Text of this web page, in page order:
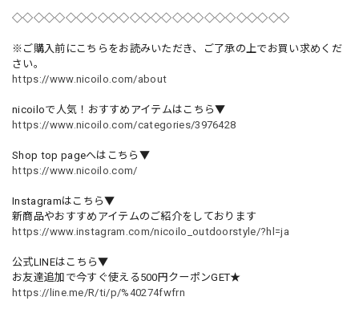
◇◇◇◇◇◇◇◇◇◇◇◇◇◇◇◇◇◇◇◇◇◇◇◇◇◇
※ご購入前にこちらをお読みいただき、ご了承の上でお買い求めくだ
さい。
https://www.nicoilo.com/about
nicoiloで人気！おすすめアイテムはこちら▼
https://www.nicoilo.com/categories/3976428
Shop top pageへはこちら▼
https://www.nicoilo.com/
Instagramはこちら▼
新商品やおすすめアイテムのご紹介をしております
https://www.instagram.com/nicoilo_outdoorstyle/?hl=ja
公式LINEはこちら▼
お友達追加で今すぐ使える500円クーポンGET★
https://line.me/R/ti/p/%40274fwfrn